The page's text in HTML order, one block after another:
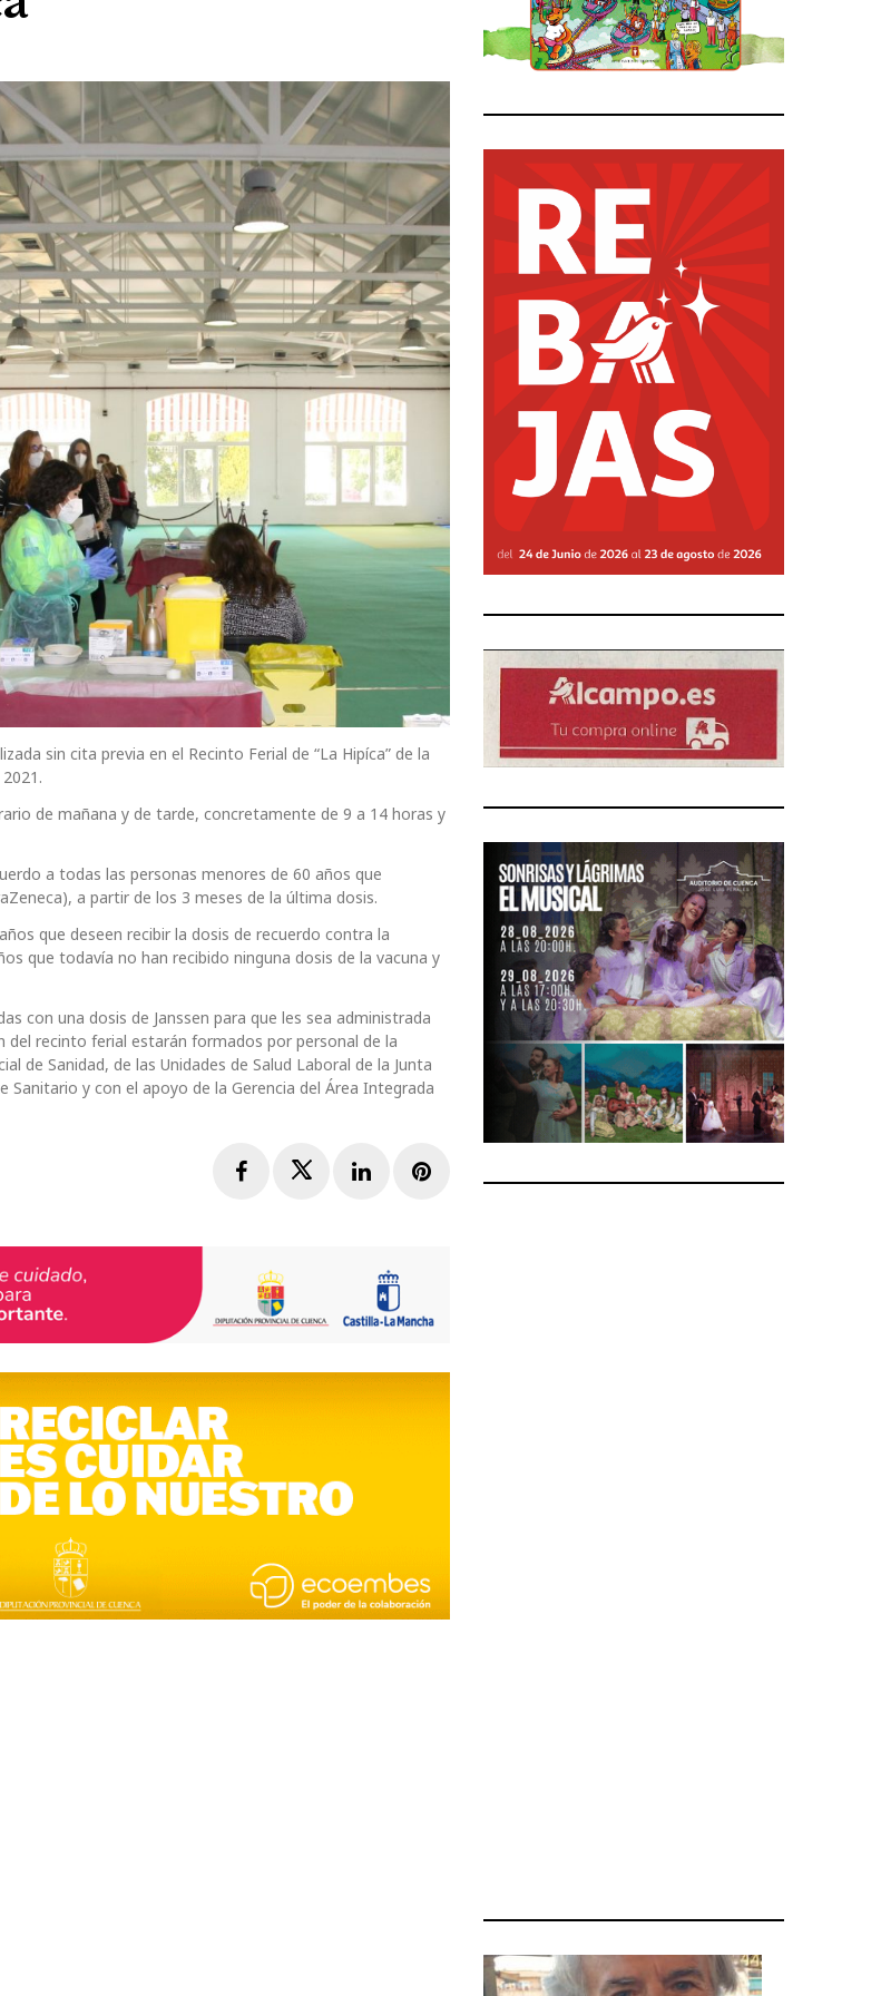
sin cita previa en el Recinto Ferial de “La Hipíca” de la
de mañana y de tarde, concretamente de 9 a 14 horas y
a todas las personas menores de 60 años que
a partir de los 3 meses de la última dosis.
que deseen recibir la dosis de recuerdo contra la
que todavía no han recibido ninguna dosis de la vacuna y
con una dosis de Janssen para que les sea administrada
del recinto ferial estarán formados por personal de la
de Sanidad, de las Unidades de Salud Laboral de la Junta
Sanitario y con el apoyo de la Gerencia del Área Integrada
FacebookTwitterLinkedInPinterest